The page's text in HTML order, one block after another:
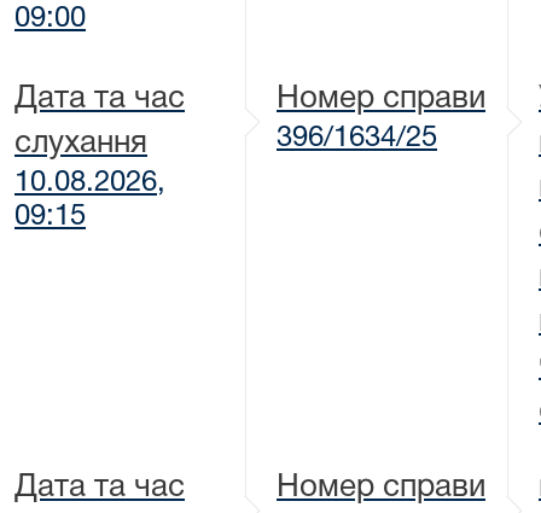
09:00
Дата та час
слухання
10.08.2026,
09:15
Номер справи
396/1634/25
Дата та час
Номер справи